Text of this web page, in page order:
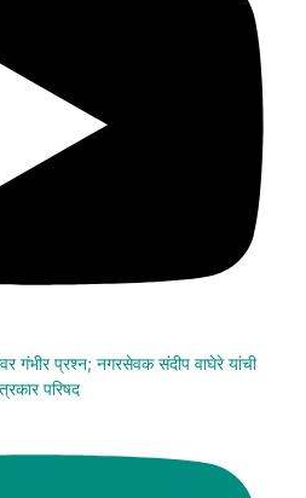
गंभीर प्रश्न; नगरसेवक संदीप वाघेरे यांची
परिषद